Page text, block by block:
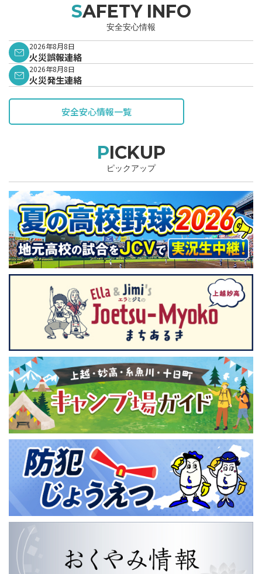
SAFETY INFO
安全安心情報
2026年8月8日
火災誤報連絡
2026年8月8日
火災発生連絡
安全安心情報一覧
PICKUP
ピックアップ